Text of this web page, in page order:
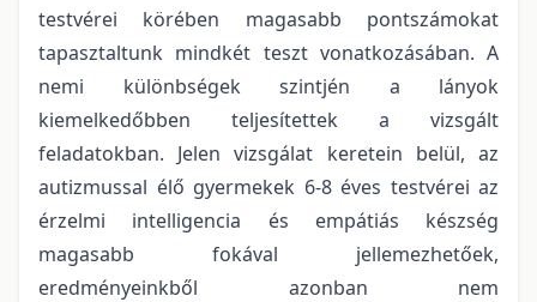
testvérei körében magasabb pontszámokat
tapasztaltunk mindkét teszt vonatkozásában. A
nemi különbségek szintjén a lányok
kiemelkedőbben teljesítettek a vizsgált
feladatokban. Jelen vizsgálat keretein belül, az
autizmussal élő gyermekek 6-8 éves testvérei az
érzelmi intelligencia és empátiás készség
magasabb fokával jellemezhetőek,
eredményeinkből azonban nem